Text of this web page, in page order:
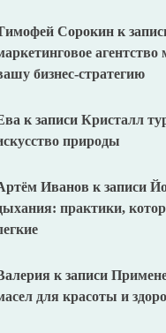
Сорокин к
бизнес-стратегию
к записи Кристалл
природы
Иванов к записи
практики,
к записи
для красоты и